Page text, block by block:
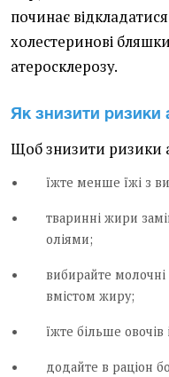
починає
холестеринові
атеросклерозу.
Як знизити ризики
Щоб знизити ризики
їжте менше їжі з
тваринні жири
оліями;
вибирайте
вмістом жиру;
їжте більше овочів
додайте в раціон